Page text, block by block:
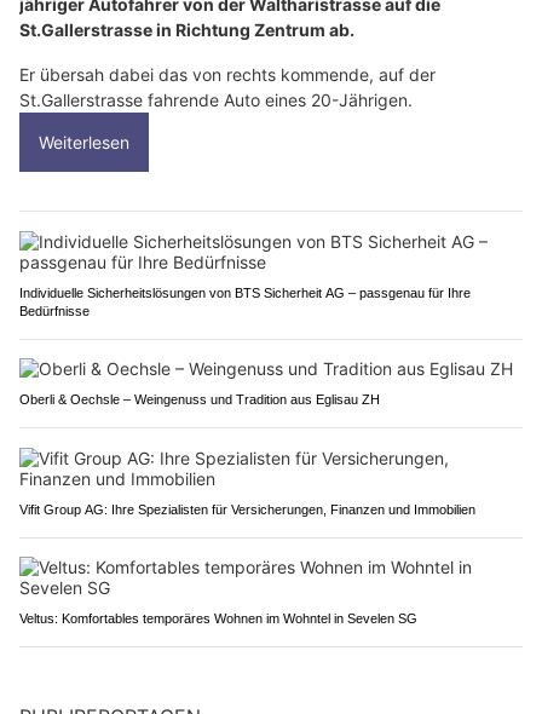
St.Gallerstrasse in Richtung Zentrum ab.
Er übersah dabei das von rechts kommende, auf der
St.Gallerstrasse fahrende Auto eines 20-Jährigen.
Weiterlesen
Individuelle Sicherheitslösungen von BTS Sicherheit AG – passgenau für Ihre
Bedürfnisse
Oberli & Oechsle – Weingenuss und Tradition aus Eglisau ZH
Vifit Group AG: Ihre Spezialisten für Versicherungen, Finanzen und Immobilien
Veltus: Komfortables temporäres Wohnen im Wohntel in Sevelen SG